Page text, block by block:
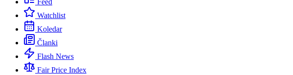
Feed
Watchlist
Koledar
Članki
Flash News
Fair Price Index